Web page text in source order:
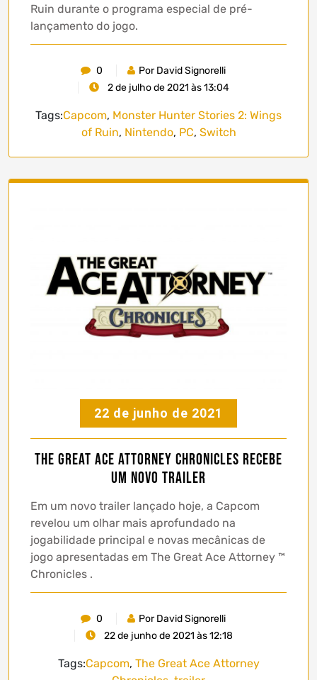
Ruin durante o programa especial de pré-
lançamento do jogo.
0
Por David Signorelli
2 de julho de 2021 às 13:04
Tags:Capcom, Monster Hunter Stories 2: Wings
of Ruin, Nintendo, PC, Switch
22 de junho de 2021
The Great Ace Attorney Chronicles recebe
um novo trailer
Em um novo trailer lançado hoje, a Capcom
revelou um olhar mais aprofundado na
jogabilidade principal e novas mecânicas de
jogo apresentadas em The Great Ace Attorney ™
Chronicles .
0
Por David Signorelli
22 de junho de 2021 às 12:18
Tags:Capcom, The Great Ace Attorney